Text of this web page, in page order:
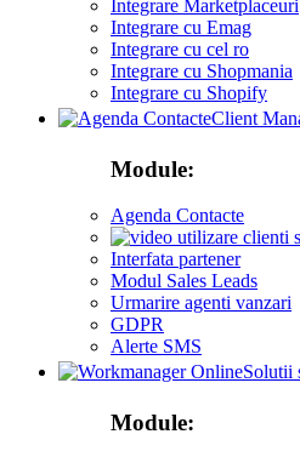
Integrare Marketplaceuri
Integrare cu Emag
Integrare cu cel ro
Integrare cu Shopmania
Integrare cu Shopify
Client
Module:
Agenda Contacte
Interfata partener
Modul Sales Leads
Urmarire agenti vanzari
GDPR
Alerte SMS
Solutii
Module: